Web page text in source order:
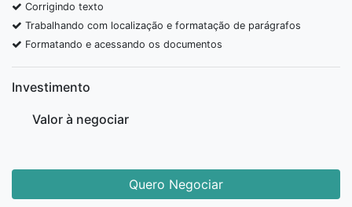
Corrigindo texto
Trabalhando com localização e formatação de parágrafos
Formatando e acessando os documentos
Apresentando as planilhas eletrônicas
Formatando uma planilha
Avaliação e seleção de documentos
Investimento
Valor à negociar
Quero Negociar